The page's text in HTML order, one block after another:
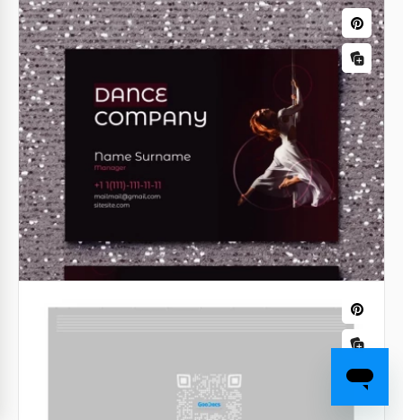
Este cartão de visita tem um design incrivelmente
elegante que vai impressionar as pessoas que
receberem um cartão desses de você. O fundo
escuro parece deslumbrante.
Google Slides
Imposto de Renda Cartão de Visita